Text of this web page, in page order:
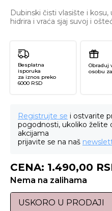
Dubinski čisti vlasište i
hidrira i vraća sjaj suvoj i
Besplatna
isporuka
za iznos preko
6000 RSD
Obraduj
osobu
Registrujte se i ostvarite
pogodnosti, ukoliko želite
akcijama
prijavite se na naš
CENA: 1.490,00
Nema na zalihama
USKORO U PRODAJI